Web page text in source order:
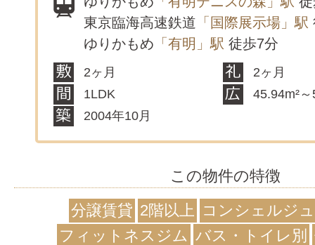
東京臨海高速鉄道 「国際展示場」駅
ゆりかもめ 「有明」駅 徒歩7分
2ヶ月
2ヶ月
1LDK
45.94m²
2004年10月
この物件の特徴
分譲賃貸 2階以上
コンシェルジ
フィットネスジム バス・トイレ別